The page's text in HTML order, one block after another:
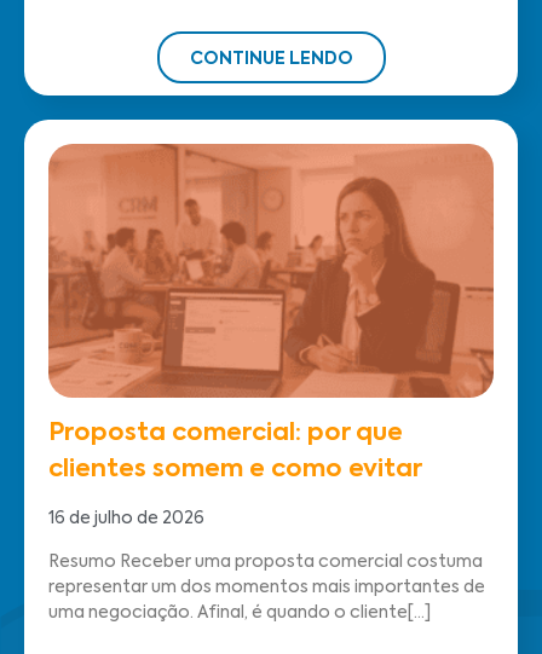
CONTINUE LENDO
Proposta comercial: por que
clientes somem e como evitar
16 de julho de 2026
Resumo Receber uma proposta comercial costuma
representar um dos momentos mais importantes de
uma negociação. Afinal, é quando o cliente[...]